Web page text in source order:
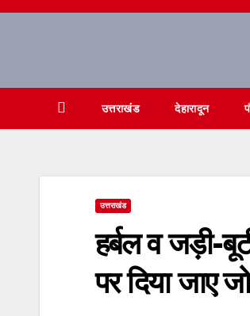
Skip
उत्तराखंड देहारादून
उत्तराखंड
हर्बल व जड़ी-
पर दिया जाए